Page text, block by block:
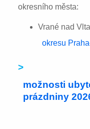
okresního města:
Vrané nad
okresu
>
možnosti
prázdniny